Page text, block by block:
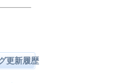
更新履歴